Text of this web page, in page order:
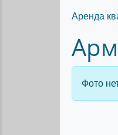
Аренда
Фото